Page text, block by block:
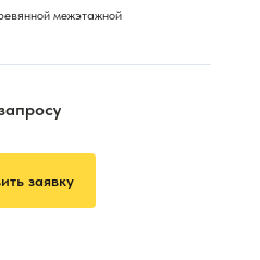
межэтажной
заявку